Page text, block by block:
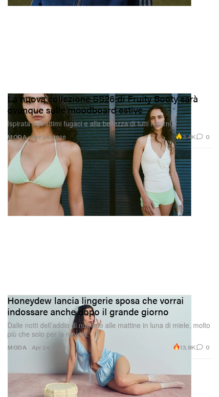
MODA
La nuova collezione SS26 di Fruity Booty sarà
ovunque sulle moodboard estive
Ispirata agli attimi fugaci e alla bellezza di tutti i giorni.
Apr 24, 2026 3.4K 0
MODA
Honeydew lancia lingerie sposa che vorrai
indossare anche dopo il grande giorno
Dalle notti dell’addio al nubilato alle mattine in luna di miele, molto
più che solo per la navata.
Apr 24, 2026 13.9K 0